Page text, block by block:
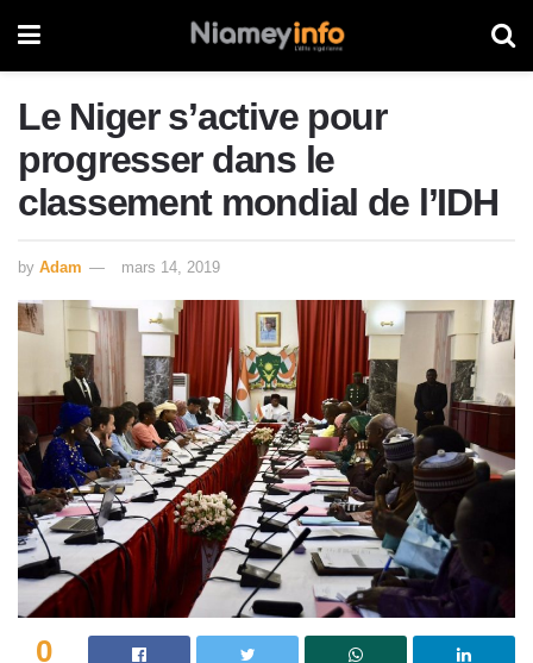
Le Niger s’active pour
progresser dans le
classement mondial de l’IDH
by Adam mars 14, 2019
0